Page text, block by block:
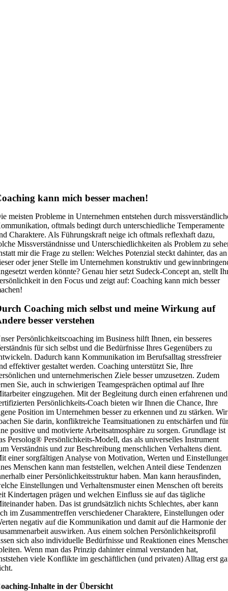
kann mich besser machen!
meisten Probleme in Unternehmen entstehen durch
oftmals bedingt durch unterschiedliche Temperamente
Charaktere. Als Führungskraft neige ich oftmals reflexhaft dazu,
Missverständnisse und Unterschiedlichkeiten als Problem zu
mir die Frage zu stellen: Welches Potenzial steckt dahinter, das an
oder jener Stelle im Unternehmen konstruktiv und
werden könnte? Genau hier setzt Sudeck-Concept an, stellt
in den Focus und zeigt auf: Coaching kann mich besser
Coaching mich selbst und meine Wirkung auf
besser verstehen
Persönlichkeitscoaching im Business hilft Ihnen, ein besseres
für sich selbst und die Bedürfnisse Ihres Gegenübers zu
Dadurch kann Kommunikation im Berufsalltag stressfreier
effektiver gestaltet werden. Coaching unterstützt Sie, Ihre
und unternehmerischen Ziele besser umzusetzen. Zudem
Sie, auch in schwierigen Teamgesprächen optimal auf Ihre
eingzugehen. Mit der Begleitung durch einen erfahrenen und
Persönlichkeits-Coach bieten wir Ihnen die Chance, Ihre
Position im Unternehmen besser zu erkennen und zu stärken. Wir
Sie darin, konfliktreiche Teamsituationen zu entschärfen und
positive und motivierte Arbeitsatmosphäre zu sorgen. Grundlage ist
Persolog® Persönlichkeits-Modell, das als universelles Instrument
Verständnis und zur Beschreibung menschlichen Verhaltens dient.
einer sorgfältigen Analyse von Motivation, Werten und
Menschen kann man feststellen, welchen Anteil diese Tendenzen
einer Persönlichkeitsstruktur haben. Man kann herausfinden,
Einstellungen und Verhaltensmuster einen Menschen oft bereits
Kindertagen prägen und welchen Einfluss sie auf das tägliche
haben. Das ist grundsätzlich nichts Schlechtes, aber kann
im Zusammentreffen verschiedener Charaktere, Einstellungen oder
negativ auf die Kommunikation und damit auf die Harmonie der
auswirken. Aus einem solchen Persönlichkeitsprofil
sich also individuelle Bedürfnisse und Reaktionen eines
Wenn man das Prinzip dahinter einmal verstanden hat,
viele Konflikte im geschäftlichen (und privaten) Alltag erst
Inhalte in der Übersicht